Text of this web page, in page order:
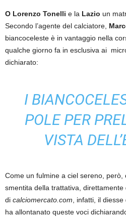
O Lorenzo Tonelli e la Lazio un
Secondo l’agente del calciatore,
biancoceleste è in vantaggio nella
qualche giorno fa in esclusiva ai
dichiarato:
I
POLE PER
VISTA
Come un fulmine a ciel sereno, però,
smentita della trattativa,
di calciomercato.com , infatti, il diesse
ha allontanato queste voci